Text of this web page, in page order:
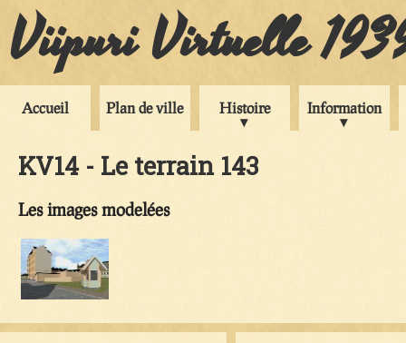
Viipuri Virtuelle
Accueil Plan de ville Histoire Information
KV14 - Le terrain 143
Les images modelées